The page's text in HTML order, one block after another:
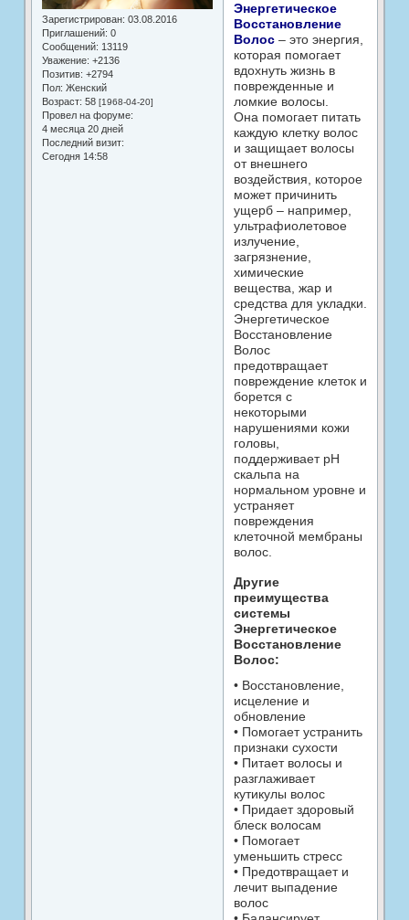
Зарегистрирован: 03.08.2016
Приглашений: 0
Сообщений: 13119
Уважение: +2136
Позитив: +2794
Пол: Женский
Возраст: 58 [1968-04-20]
Провел на форуме:
4 месяца 20 дней
Последний визит:
Сегодня 14:58
Энергетическое
Восстановление
Волос – это энергия,
которая помогает
вдохнуть жизнь в
поврежденные и
ломкие волосы.
Она помогает питать
каждую клетку волос
и защищает волосы
от внешнего
воздействия, которое
может причинить
ущерб – например,
ультрафиолетовое
излучение,
загрязнение,
химические
вещества, жар и
средства для укладки.
Энергетическое
Восстановление
Волос
предотвращает
повреждение клеток и
борется с
некоторыми
нарушениями кожи
головы,
поддерживает рН
скальпа на
нормальном уровне и
устраняет
повреждения
клеточной мембраны
волос.
Другие
преимущества
системы
Энергетическое
Восстановление
Волос:
• Восстановление,
исцеление и
обновление
• Помогает устранить
признаки сухости
• Питает волосы и
разглаживает
кутикулы волос
• Придает здоровый
блеск волосам
• Помогает
уменьшить стресс
• Предотвращает и
лечит выпадение
волос